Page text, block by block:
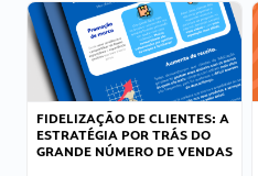
FIDELIZAÇÃO DE CLIENTES: A
ESTRATÉGIA POR TRÁS DO
GRANDE NÚMERO DE VENDAS